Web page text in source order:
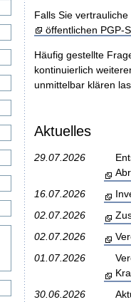
Falls Sie
öffentlichen PGP-
Häufig gestellte
kontinuierlich
unmittelbar klären
Aktuelles
29.07.2026
16.07.2026
02.07.2026
02.07.2026
01.07.2026
30.06.2026